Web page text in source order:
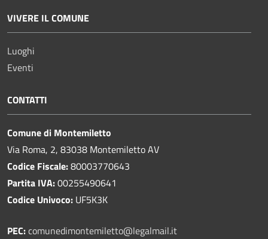
VIVERE IL COMUNE
Luoghi
Eventi
CONTATTI
Comune di Montemiletto
Via Roma, 2, 83038 Montemiletto AV
Codice Fiscale:80003770643
Partita IVA:00255490641
Codice Univoco: UF5K3K
PEC:comunedimontemiletto@legalmail.it